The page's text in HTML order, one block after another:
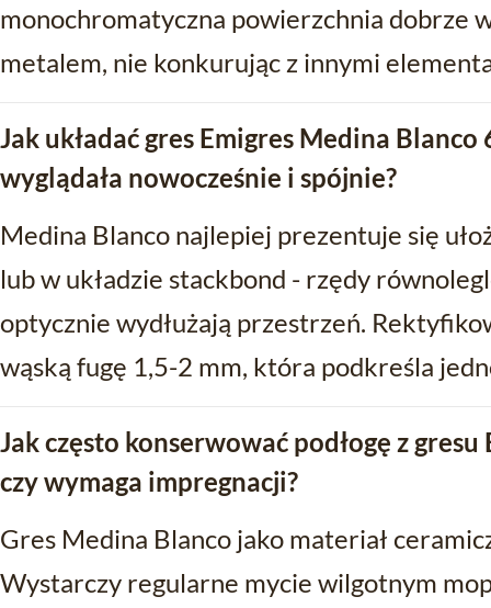
monochromatyczna powierzchnia dobrze
metalem, nie konkurując z innymi
Jak układać gres Emigres Medina Blanco
wyglądała nowocześnie i spójnie?
Medina Blanco najlepiej prezentuje się
lub w układzie stackbond - rzędy
optycznie wydłużają przestrzeń.
wąską fugę 1,5-2 mm, która podkreśla
Jak często konserwować podłogę z
czy wymaga impregnacji?
Gres Medina Blanco jako materiał
Wystarczy regularne mycie wilgotnym